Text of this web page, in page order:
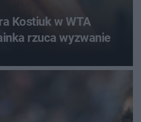
Kostiuk w WTA
rzuca wyzwanie